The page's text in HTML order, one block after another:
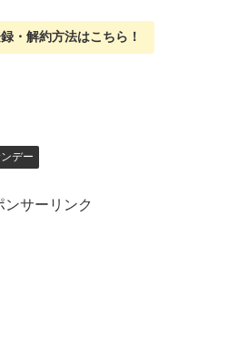
・解約方法はこちら ！
デー
ンサーリンク